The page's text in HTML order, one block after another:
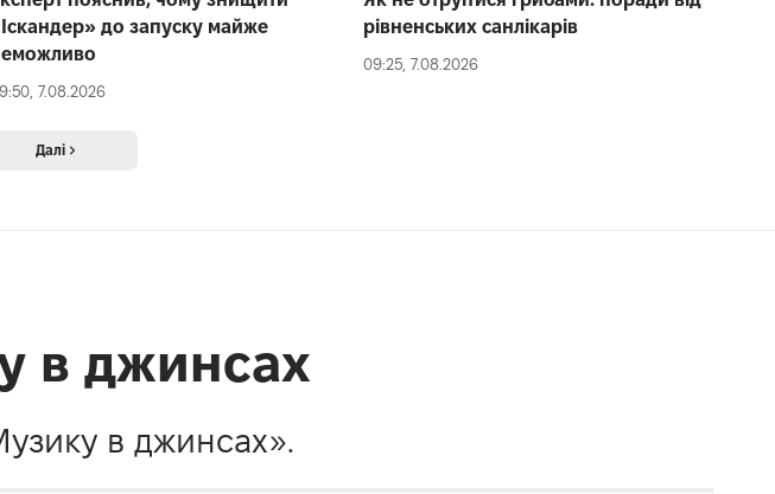
до запуску майже
7.08.2026
рівненських санлікарів
09:25, 7.08.2026
Далі
в джинсах
в джинсах».